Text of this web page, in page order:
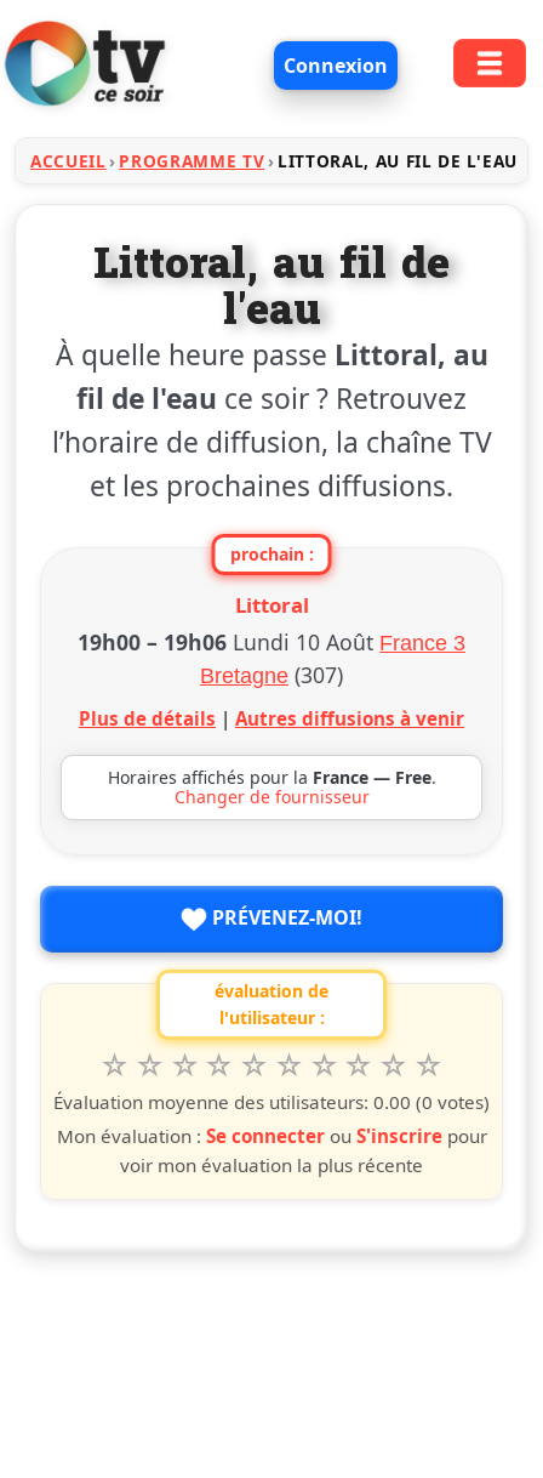
Connexion
ACCUEIL PROGRAMME TV LITTORAL, AU FIL DE L'EAU
Littoral, au fil de
l'eau
À quelle heure passe Littoral, au
fil de l'eau ce soir ? Retrouvez
l’horaire de diffusion, la chaîne TV
et les prochaines diffusions.
prochain :
Littoral
19h00 – 19h06 Lundi 10 Août France 3
Bretagne (307)
Plus de détails | Autres diffusions à venir
Horaires affichés pour la France — Free.
Changer de fournisseur
PRÉVENEZ-MOI!
évaluation de
l'utilisateur :
questo spettacolo da 1 a 10 étoiles
10
étoiles
9
étoiles
8
étoiles
7
étoiles
6
étoiles
5
étoiles
4
étoiles
3
étoiles
2
étoiles
étoile
Évaluation moyenne des utilisateurs: 0.00 (0 votes)
Mon évaluation : Se connecterou S'inscrirepour
voir mon évaluation la plus récente